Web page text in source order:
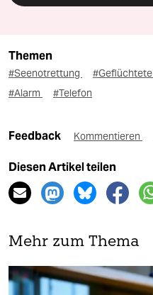
Themen
#Seenotrettung #Geflüchtete
#Alarm
#Telefon
Feedback Kommentieren
Diesen Artikel teilen
Mehr zum Thema